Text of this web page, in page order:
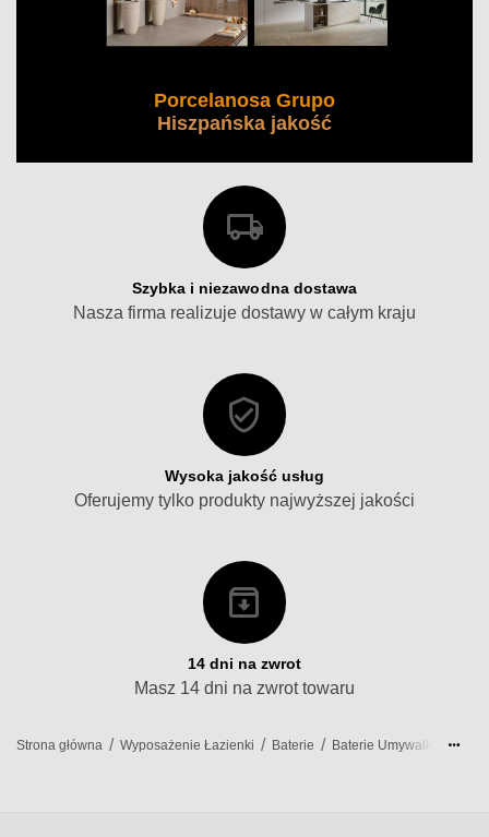
Porcelanosa Grupo
Hiszpańska jakość
Szybka i niezawodna dostawa
Nasza firma realizuje dostawy w całym kraju
Wysoka jakość usług
Oferujemy tylko produkty najwyższej jakości
14 dni na zwrot
Masz 14 dni na zwrot towaru
Strona główna / Wyposażenie Łazienki / Baterie / Baterie Umywalkowe